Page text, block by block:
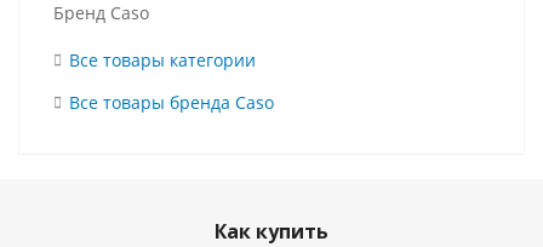
Бренд Caso
Все товары категории
Все товары бренда Caso
Как купить